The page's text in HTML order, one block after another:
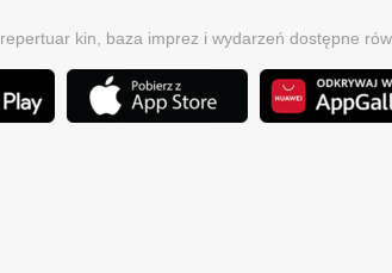
repertuar kin, baza imprez i wydarzeń dostępne